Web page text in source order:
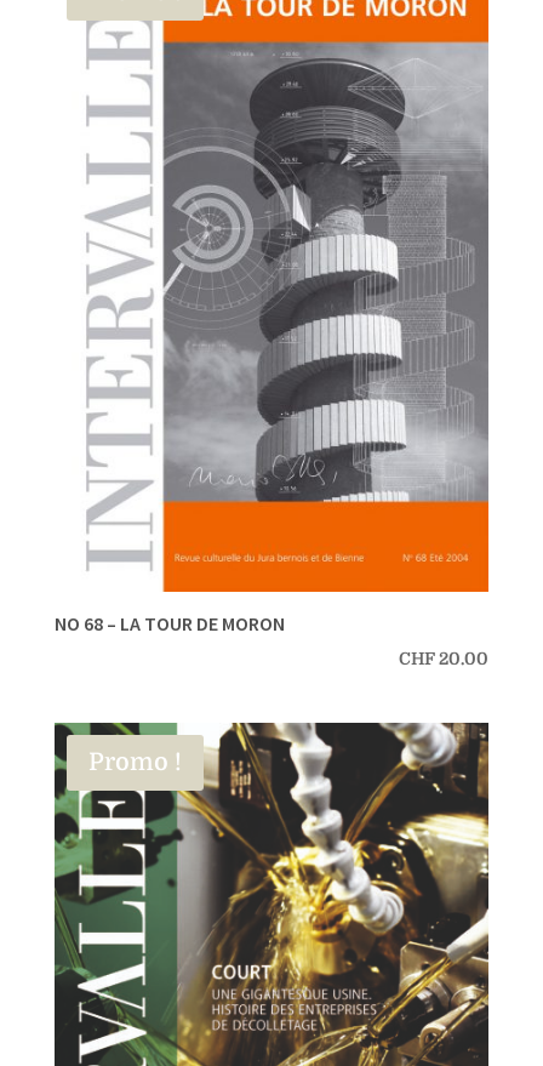
NO 68 – LA TOUR DE MORON
CHF20.00
Promo !